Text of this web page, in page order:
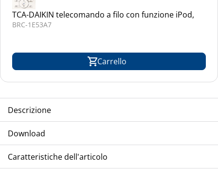
TCA-DAIKIN telecomando a filo con funzione iPod,
BRC-1E53A7
Carrello
Descrizione
sistema split, refrigerante R-410A & R-32
Download
Manuale d'installazione FVA-A
Operazioni
Caratteristiche dell'articolo